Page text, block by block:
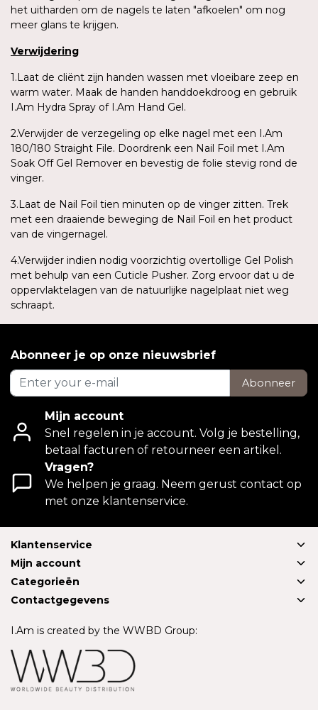
het uitharden om de nagels te laten "afkoelen" om nog
meer glans te krijgen.
Verwijdering
1.Laat de cliënt zijn handen wassen met vloeibare zeep en
warm water. Maak de handen handdoekdroog en gebruik
I.Am Hydra Spray of I.Am Hand Gel.
2.Verwijder de verzegeling op elke nagel met een I.Am
180/180 Straight File. Doordrenk een Nail Foil met I.Am
Soak Off Gel Remover en bevestig de folie stevig rond de
vinger.
3.Laat de Nail Foil tien minuten op de vinger zitten. Trek
met een draaiende beweging de Nail Foil en het product
van de vingernagel.
4.Verwijder indien nodig voorzichtig overtollige Gel Polish
met behulp van een Cuticle Pusher. Zorg ervoor dat u de
oppervlaktelagen van de natuurlijke nagelplaat niet weg
schraapt.
Abonneer je op onze nieuwsbrief
Abonneer
Mijn account
Snel regelen in je account. Volg je bestelling,
betaal facturen of retourneer een artikel.
Vragen?
We helpen je graag. Neem gerust contact op
met onze klantenservice.
Klantenservice
Mijn account
Categorieën
Contactgegevens
I.Am is created by the WWBD Group: